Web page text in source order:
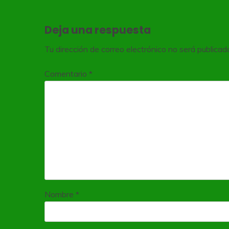
Deja una respuesta
Tu dirección de correo electrónico no será
Comentario *
Nombre *